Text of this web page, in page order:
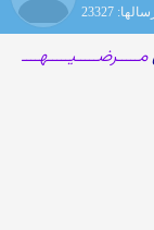
23327
مـــــرضـــــیـــــهــــ